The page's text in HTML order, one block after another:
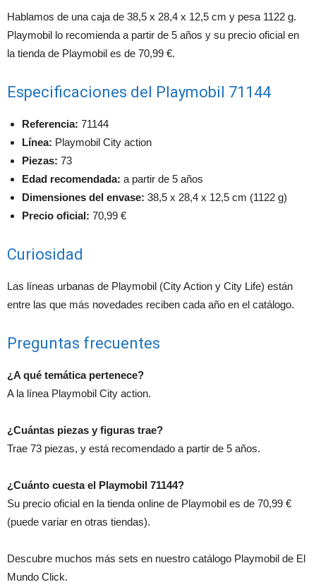
Hablamos de una caja de 38,5 x 28,4 x 12,5 cm y pesa 1122 g.
Playmobil lo recomienda a partir de 5 años y su precio oficial en
la tienda de Playmobil es de 70,99 €.
Especificaciones del Playmobil 71144
Referencia: 71144
Línea: Playmobil City action
Piezas: 73
Edad recomendada: a partir de 5 años
Dimensiones del envase: 38,5 x 28,4 x 12,5 cm (1122 g)
Precio oficial: 70,99 €
Curiosidad
Las líneas urbanas de Playmobil (City Action y City Life) están
entre las que más novedades reciben cada año en el catálogo.
Preguntas frecuentes
¿A qué temática pertenece?
A la línea Playmobil City action.
¿Cuántas piezas y figuras trae?
Trae 73 piezas, y está recomendado a partir de 5 años.
¿Cuánto cuesta el Playmobil 71144?
Su precio oficial en la tienda online de Playmobil es de 70,99 €
(puede variar en otras tiendas).
Descubre muchos más sets en nuestro catálogo Playmobil de El
Mundo Click.